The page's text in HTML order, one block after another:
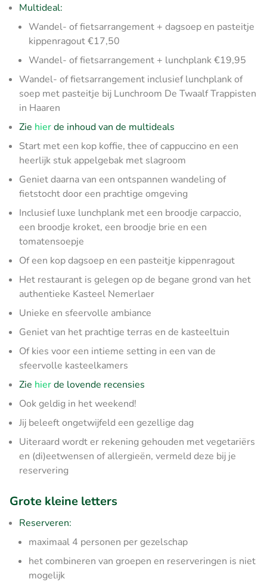
Multideal:
Wandel- of fietsarrangement + dagsoep en pasteitje
kippenragout €17,50
Wandel- of fietsarrangement + lunchplank €19,95
Wandel- of fietsarrangement inclusief lunchplank of
soep met pasteitje bij Lunchroom De Twaalf Trappisten
in Haaren
Zie hierde inhoud van de multideals
Start met een kop koffie, thee of cappuccino en een
heerlijk stuk appelgebak met slagroom
Geniet daarna van een ontspannen wandeling of
fietstocht door een prachtige omgeving
Inclusief luxe lunchplank met een broodje carpaccio,
een broodje kroket, een broodje brie en een
tomatensoepje
Of een kop dagsoep en een pasteitje kippenragout
Het restaurant is gelegen op de begane grond van het
authentieke Kasteel Nemerlaer
Unieke en sfeervolle ambiance
Geniet van het prachtige terras en de kasteeltuin
Of kies voor een intieme setting in een van de
sfeervolle kasteelkamers
Zie hierde lovende recensies
Ook geldig in het weekend!
Jij beleeft ongetwijfeld een gezellige dag
Uiteraard wordt er rekening gehouden met vegetariërs
en (di)eetwensen of allergieën, vermeld deze bij je
reservering
Grote kleine letters
Reserveren:
maximaal 4 personen per gezelschap
het combineren van groepen en reserveringen is niet
mogelijk